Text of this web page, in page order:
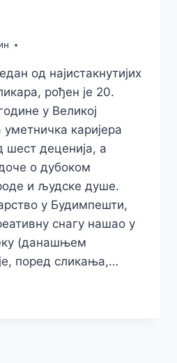
од најистакнутијих
рођен је 20.
у Великој
каријера
шест деценија, а
о дубоком
и људске душе.
у Будимпешти,
снагу нашао у
(данашњем
поред сликања,…